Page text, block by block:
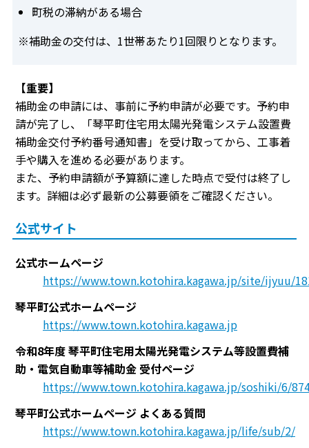
町税の滞納がある場合
※補助金の交付は、1世帯あたり1回限りとなります。
【重要】
補助金の申請には、事前に予約申請が必要です。予約申
請が完了し、「琴平町住宅用太陽光発電システム設置費
補助金交付予約番号通知書」を受け取ってから、工事着
手や購入を進める必要があります。
また、予約申請額が予算額に達した時点で受付は終了し
ます。詳細は必ず最新の公募要領をご確認ください。
公式サイト
公式ホームページ
https://www.town.kotohira.kagawa.jp/site/ijyuu/
琴平町公式ホームページ
https://www.town.kotohira.kagawa.jp
令和8年度 琴平町住宅用太陽光発電システム等設置費補
助・電気自動車等補助金 受付ページ
https://www.town.kotohira.kagawa.jp/soshiki/6/
琴平町公式ホームページ よくある質問
https://www.town.kotohira.kagawa.jp/life/sub/2/